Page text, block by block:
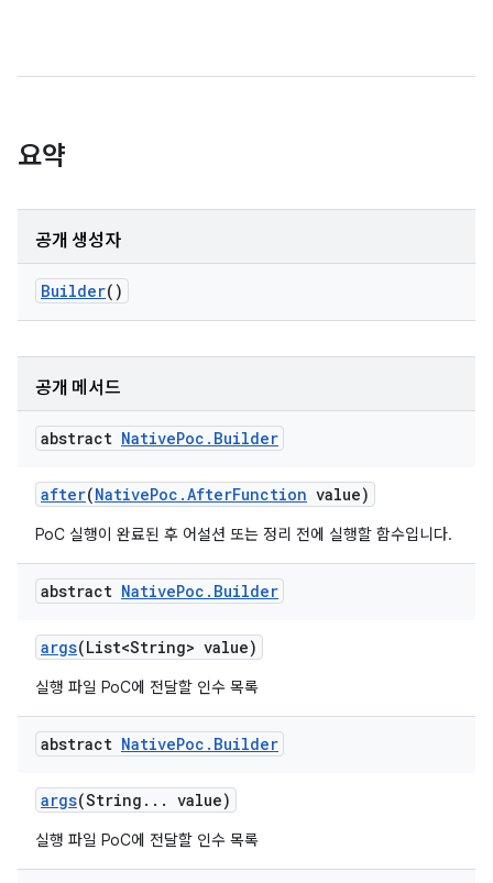
요약
공개 생성자
Builder()
공개 메서드
abstract NativePoc . Builder
after(NativePoc .AfterFunction value)
PoC 실행이 완료된 후 어설션 또는 정리 전에 실행할 함수입니다.
abstract NativePoc . Builder
args(List<String> value)
실행 파일 PoC에 전달할 인수 목록
abstract NativePoc . Builder
args(String . . . value)
실행 파일 PoC에 전달할 인수 목록